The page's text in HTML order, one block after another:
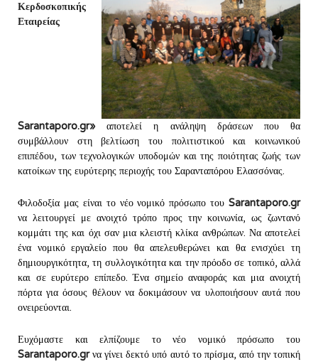
Κερδοσκοπικής
Εταιρείας
Sarantaporo.gr»αποτελεί η ανάληψη δράσεων που θα
συμβάλλουν στη βελτίωση του πολιτιστικού και κοινωνικού
επιπέδου, των τεχνολογικών υποδομών και της ποιότητας ζωής των
κατοίκων της ευρύτερης περιοχής του Σαρανταπόρου Ελασσόνας.
Φιλοδοξία μας είναι το νέο νομικό πρόσωπο του Sarantaporo.gr
να λειτουργεί με ανοιχτό τρόπο προς την κοινωνία, ως ζωντανό
κομμάτι της και όχι σαν μια κλειστή κλίκα ανθρώπων. Να αποτελεί
ένα νομικό εργαλείο που θα απελευθερώνει και θα ενισχύει τη
δημιουργικότητα, τη συλλογικότητα και την πρόοδο σε τοπικό, αλλά
και σε ευρύτερο επίπεδο. Ένα σημείο αναφοράς και μια ανοιχτή
πόρτα για όσους θέλουν να δοκιμάσουν να υλοποιήσουν αυτά που
ονειρεύονται.
Ευχόμαστε και ελπίζουμε το νέο νομικό πρόσωπο του
Sarantaporo.grνα γίνει δεκτό υπό αυτό το πρίσμα, από την τοπική